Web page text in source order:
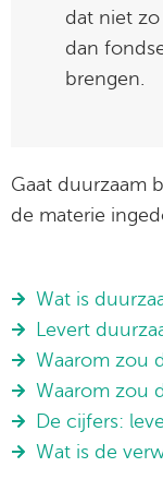
dat niet
dan
brengen.
Gaat duurzaam
de materie
Wat is
Levert
Waarom zou
Waarom zou
De cijfers:
Wat is de